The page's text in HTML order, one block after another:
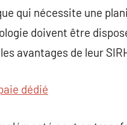
qui nécessite une
doivent être
avantages de leur
dédié